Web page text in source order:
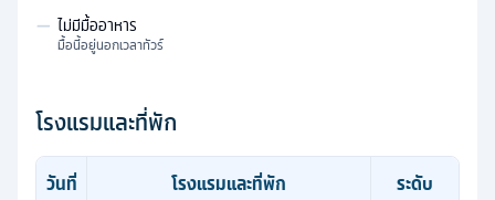
— ไม่มีมื้ออาหาร
มื้อนี้อยู่นอกเวลาทัวร์
โรงแรมและที่พัก
วันที่ โรงแรมและที่พัก ระดับ